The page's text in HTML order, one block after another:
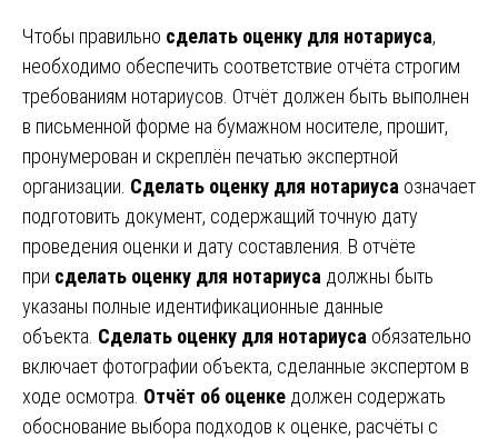
Чтобы правильно сделать оценку для нотариуса,
необходимо обеспечить соответствие отчёта строгим
требованиям нотариусов. Отчёт должен быть выполнен
в письменной форме на бумажном носителе, прошит,
пронумерован и скреплён печатью экспертной
организации. Сделать оценку для нотариуса означает
подготовить документ, содержащий точную дату
проведения оценки и дату составления. В отчёте
при сделать оценку для нотариуса должны быть
указаны полные идентификационные данные
объекта. Сделать оценку для нотариуса обязательно
включает фотографии объекта, сделанные экспертом в
ходе осмотра. Отчёт об оценке должен содержать
обоснование выбора подходов к оценке, расчёты с